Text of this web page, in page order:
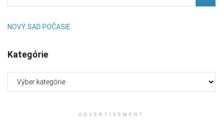
NOVÝ SAD POČASIE
Kategórie
ADVERTISEMENT